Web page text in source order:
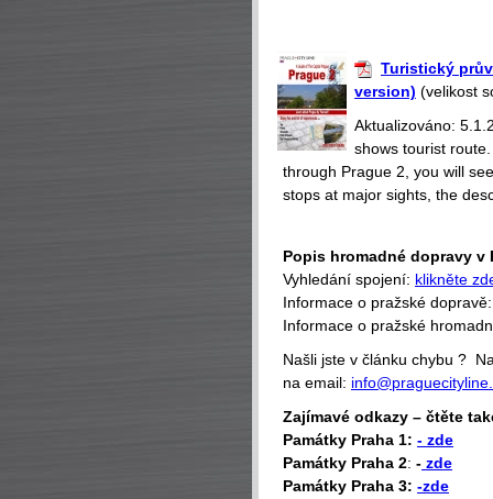
Turistický
version) (velikost
Aktualizováno:
shows tourist
through Prague 2, you will
stops at major sights, the
Popis hromadné dopravy v
Vyhledání spojení: klikněte
Informace o pražské
Informace o pražské
Našli jste v článku chybu ?
na email:
Zajímavé odkazy – čtěte
Památky Praha 1: - zde
Památky Praha 2: - zde
Památky Praha 3: -zde